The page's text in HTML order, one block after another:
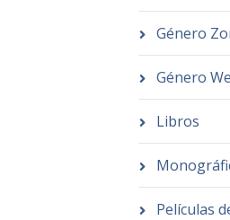
Género
Género
Libros
Películas